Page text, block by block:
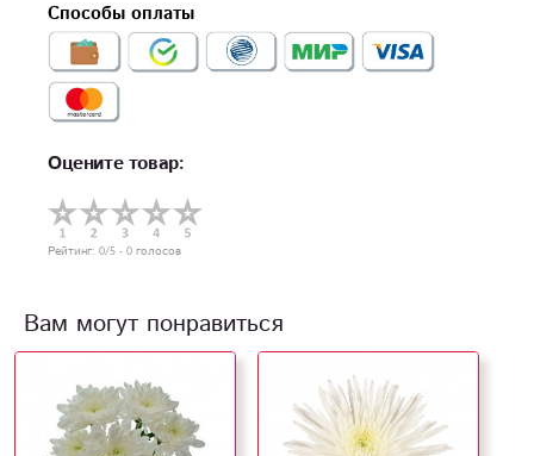
Способы оплаты
Оцените товар:
Рейтинг: 0/5 - 0 голосов
Вам могут понравиться